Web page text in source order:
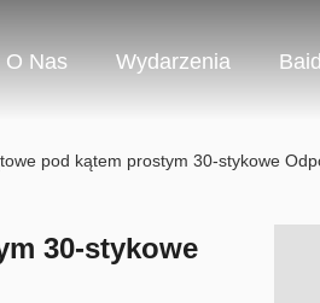
O Nas Wydarzenia
pod kątem prostym 30-stykowe
30-stykowe